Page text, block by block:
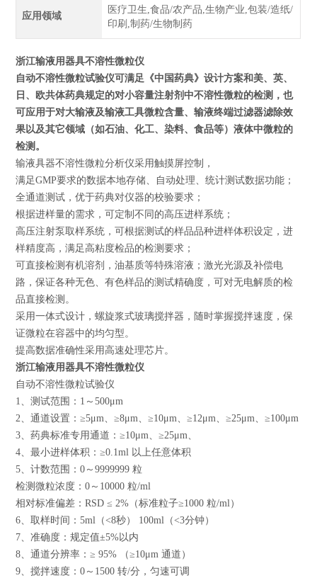
应用领域
医疗卫生,食品/农产品,生物产业,包装/造纸/
印刷,制药/生物制药
浙江输液用器具不溶性微粒仪
自动不溶性微粒试验仪可满足《中国药典》设计方案和美、英、
日、欧共体药典规定的对小容量注射剂中不溶性微粒的检测，也
可应用于对大输液及输液工具微粒含量、输液终端过滤器滤除效
果以及其它领域（如石油、化工、染料、食品等）液体中微粒的
检测。
输液具器不溶性微粒分析仪采用触摸屏控制，
满足GMP要求的数据本地存储、自动处理、统计测试数据功能；
全通道测试，优于药典对仪器的校验要求；
根据进样量的需求，可定制不同的高压进样系统；
高压注射泵取样系统，可根据测试的样品品种进样体积设定，进
样精度高，满足高粘度检品的检测要求；
可直接检测有机溶剂，油基质等特殊溶液；激光光源及补偿电
路，保证各种无色、有色样品的测试精确度，可对无电解质的检
品直接检测。
采用一体式设计，螺旋浆式玻璃搅拌器，随时掌握搅拌速度，保
证微粒在容器中的均匀型。
提高数据准确性采用高速处理芯片。
浙江输液用器具不溶性微粒仪
自动不溶性微粒试验仪
1、测试范围：1～500μm
2、通道设置：≥5μm、≥8μm、≥10μm、≥12μm、≥25μm、≥100μm
3、药典标准专用通道：≥10μm、≥25μm、
4、最小进样体积：≥0.1ml 以上任意体积
5、计数范围：0～9999999 粒
检测微粒浓度：0～10000 粒/ml
相对标准偏差：RSD ≤ 2%（标准粒子≥1000 粒/ml）
6、取样时间：5ml（<8秒） 100ml（<3分钟）
7、准确度：规定值±5%以内
8、通道分辨率：≥ 95% （≥10μm 通道）
9、搅拌速度：0～1500 转/分，匀速可调